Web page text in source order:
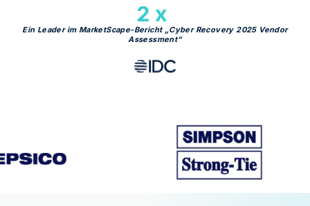
2 x
Ein Leader im MarketScape-Bericht „Cyber Recovery 2025 Vendor
Assessment“